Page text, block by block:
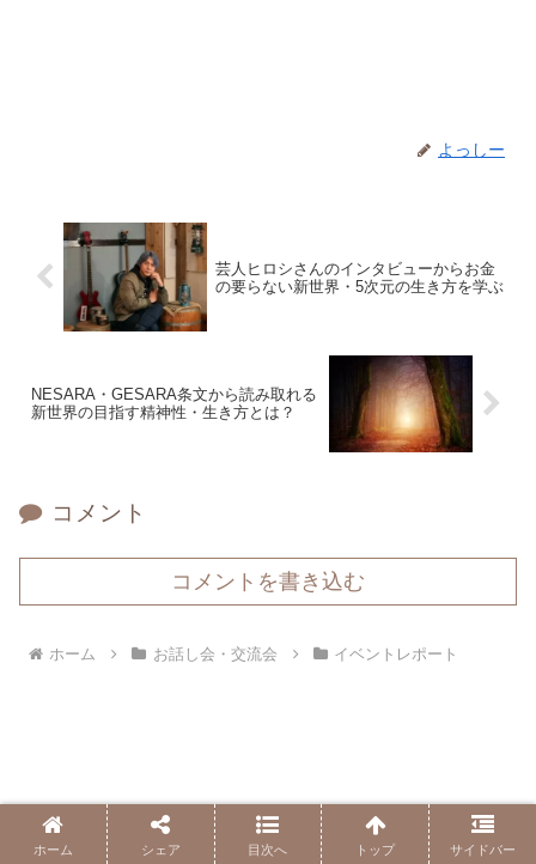
よっしー
芸人ヒロシさんのインタビューからお金
の要らない新世界・5次元の生き方を学ぶ
NESARA・GESARA条文から読み取れる
新世界の目指す精神性・生き方とは？
コメント
コメントを書き込む
ホーム お話し会・交流会 イベントレポート
ホーム シェア 目次へ トップ サイドバー